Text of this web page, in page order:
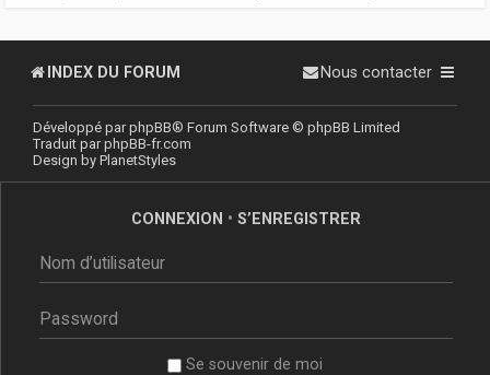
INDEX DU FORUM Nous contacter
Développé parphpBB® Forum Software © phpBB Limited
Traduit parphpBB-fr.com
Design by PlanetStyles
CONNEXION • S’ENREGISTRER
Se souvenir de moi